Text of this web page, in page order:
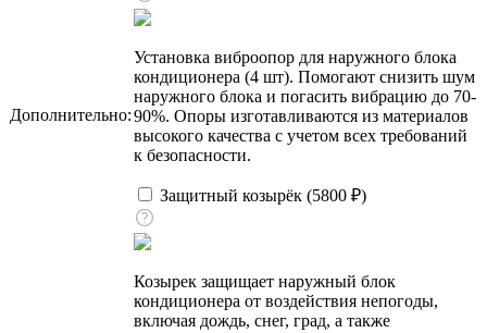
Дополнительно:
Установка виброопор для наружного блока
кондиционера (4 шт). Помогают снизить шум
наружного блока и погасить вибрацию до 70-
90%. Опоры изготавливаются из материалов
высокого качества с учетом всех требований
к безопасности.
Защитный козырёк (5800 ₽)
Козырек защищает наружный блок
кондиционера от воздействия непогоды,
включая дождь, снег, град, а также